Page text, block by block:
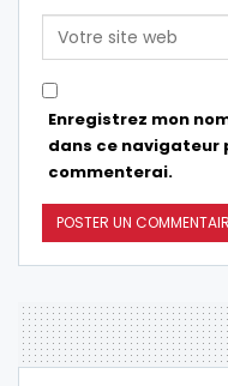
Enregistrez mon
dans ce navigateur
commenterai.